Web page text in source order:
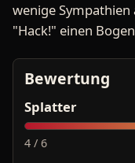
wenige
"Hack!" einen
Bewertung
Splatter
4 / 6